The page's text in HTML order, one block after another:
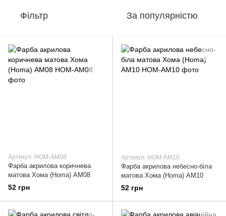
Фільтр За популярністю
Артикул: HOM-AM08
Фарба акрилова коричнева
матова Хома (Homa) АМ08
52 грн
Артикул: HOM-AM10
Фарба акрилова небесно-біла
матова Хома (Homa) АМ10
52 грн